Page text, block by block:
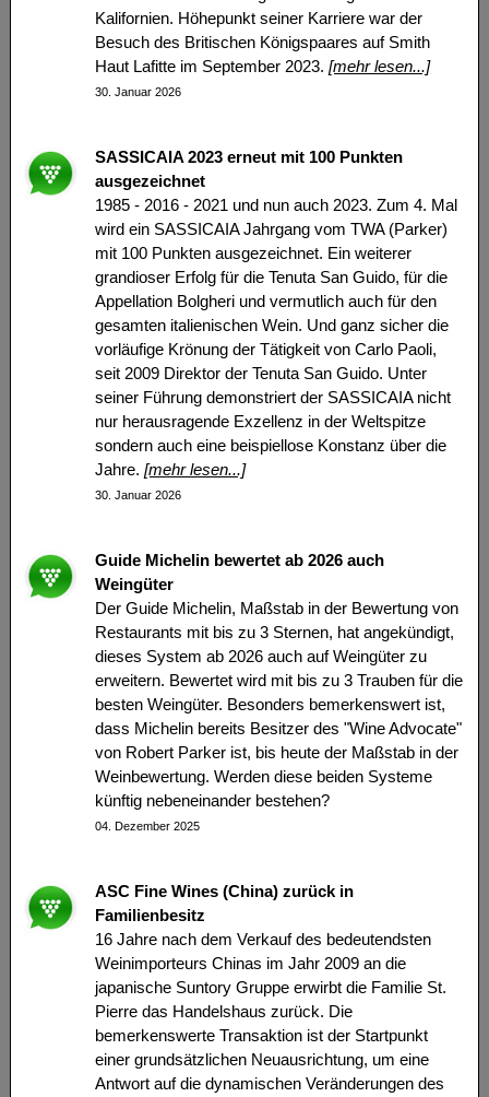
Kalifornien. Höhepunkt seiner Karriere war der
Besuch des Britischen Königspaares auf Smith
Haut Lafitte im September 2023.[mehr lesen...]
30. Januar 2026
SASSICAIA 2023 erneut mit 100 Punkten
ausgezeichnet
1985 - 2016 - 2021 und nun auch 2023. Zum 4. Mal
wird ein SASSICAIA Jahrgang vom TWA (Parker)
mit 100 Punkten ausgezeichnet. Ein weiterer
grandioser Erfolg für die Tenuta San Guido, für die
Appellation Bolgheri und vermutlich auch für den
gesamten italienischen Wein. Und ganz sicher die
vorläufige Krönung der Tätigkeit von Carlo Paoli,
seit 2009 Direktor der Tenuta San Guido. Unter
seiner Führung demonstriert der SASSICAIA nicht
nur herausragende Exzellenz in der Weltspitze
sondern auch eine beispiellose Konstanz über die
Jahre.[mehr lesen...]
30. Januar 2026
Guide Michelin bewertet ab 2026 auch
Weingüter
Der Guide Michelin, Maßstab in der Bewertung von
Restaurants mit bis zu 3 Sternen, hat angekündigt,
dieses System ab 2026 auch auf Weingüter zu
erweitern. Bewertet wird mit bis zu 3 Trauben für die
besten Weingüter. Besonders bemerkenswert ist,
dass Michelin bereits Besitzer des "Wine Advocate"
von Robert Parker ist, bis heute der Maßstab in der
Weinbewertung. Werden diese beiden Systeme
künftig nebeneinander bestehen?
04. Dezember 2025
ASC Fine Wines (China) zurück in
Familienbesitz
16 Jahre nach dem Verkauf des bedeutendsten
Weinimporteurs Chinas im Jahr 2009 an die
japanische Suntory Gruppe erwirbt die Familie St.
Pierre das Handelshaus zurück. Die
bemerkenswerte Transaktion ist der Startpunkt
einer grundsätzlichen Neuausrichtung, um eine
Antwort auf die dynamischen Veränderungen des